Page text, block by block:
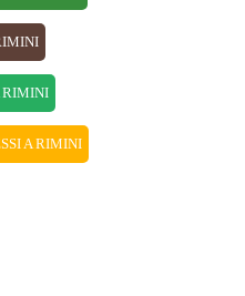
RIMINI
A RIMINI